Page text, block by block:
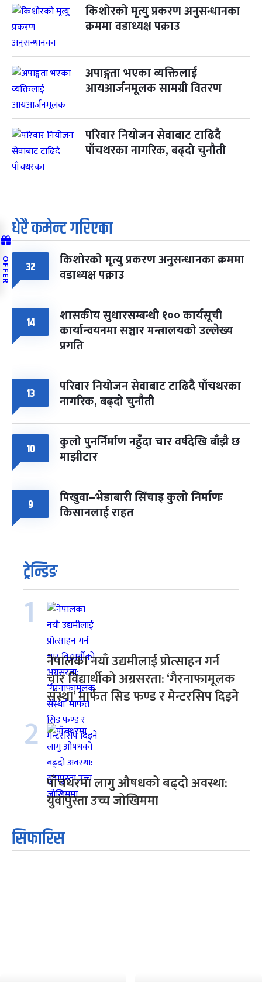
किशोरको मृत्यु प्रकरण अनुसन्धानका
क्रममा वडाध्यक्ष पक्राउ
अपाङ्गता भएका व्यक्तिलाई
आयआर्जनमूलक सामग्री वितरण
परिवार नियोजन सेवाबाट टाढिदै
पाँचथरका नागरिक, बढ्दो चुनौती
धेरै कमेन्ट गरिएका
32 किशोरको मृत्यु प्रकरण अनुसन्धानका क्रममा
वडाध्यक्ष पक्राउ
14 शासकीय सुधारसम्बन्धी १०० कार्यसूची
कार्यान्वयनमा सञ्चार मन्त्रालयको उल्लेख्य
प्रगति
13 परिवार नियोजन सेवाबाट टाढिदै पाँचथरका
नागरिक, बढ्दो चुनौती
10 कुलो पुनर्निर्माण नहुँदा चार वर्षदेखि बाँझै छ
माझीटार
9 पिखुवा–भेडाबारी सिँचाइ कुलो निर्माणः
किसानलाई राहत
ट्रेन्डिङ
1
नेपालका नयाँ उद्यमीलाई प्रोत्साहन गर्न
चार विद्यार्थीको अग्रसरता: ‘गैरनाफामूलक
संस्था’ मार्फत सिड फण्ड र मेन्टरसिप दिइने
2
पाँचथरमा लागु औषधको बढ्दो अवस्था:
युवापुस्ता उच्च जोखिममा
सिफारिस